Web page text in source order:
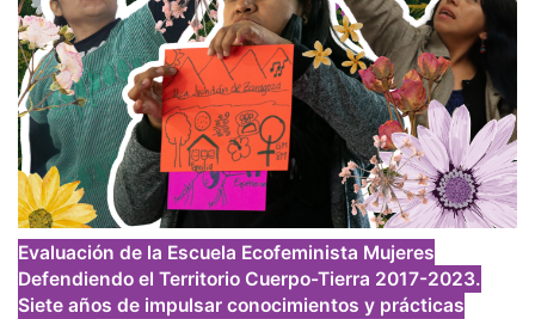
Evaluación de la Escuela Ecofeminista Mujeres
Defendiendo el Territorio Cuerpo-Tierra 2017-2023.
Siete años de impulsar conocimientos y prácticas